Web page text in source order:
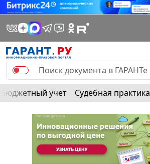
Бюджетный учет Судебная практика